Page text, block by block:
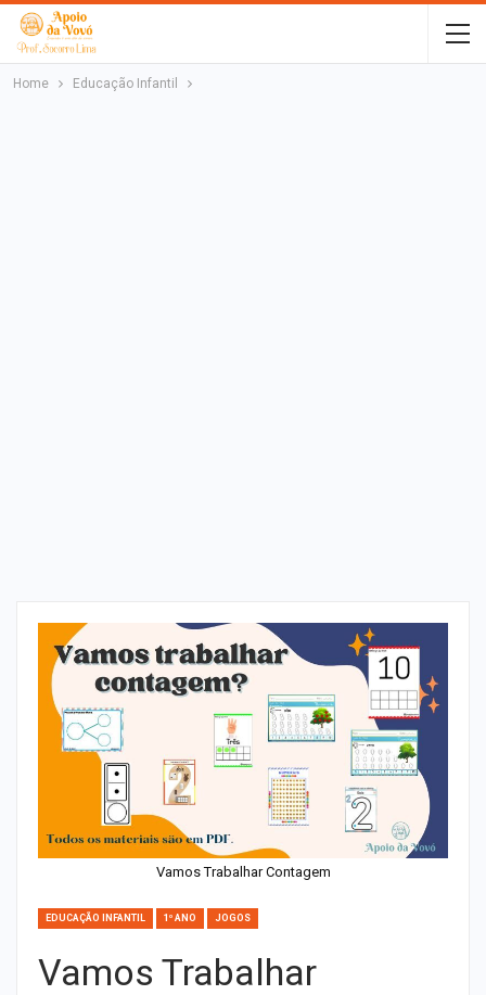
Home Educação Infantil
Vamos Trabalhar Contagem
EDUCAÇÃO INFANTIL 1º ANO JOGOS
Vamos Trabalhar